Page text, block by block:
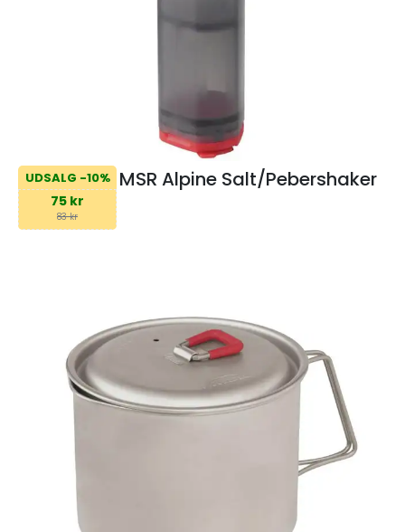
UDSALG -10%
75 kr
83 kr
MSR Alpine Salt/Pebershaker